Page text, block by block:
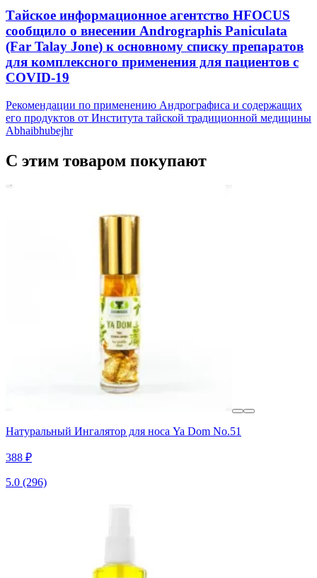
Тайское информационное агентство HFOCUS
сообщило о внесении Andrographis Paniculata
(Far Talay Jone) к основному списку препаратов
для комплексного применения для пациентов с
COVID-19
Рекомендации по применению Андрографиса и содержащих
его продуктов от Института тайской традиционной медицины
Abhaibhubejhr
С этим товаром покупают
Натуральный Ингалятор для носа Ya Dom No.51
388 ₽
5.0 (296)